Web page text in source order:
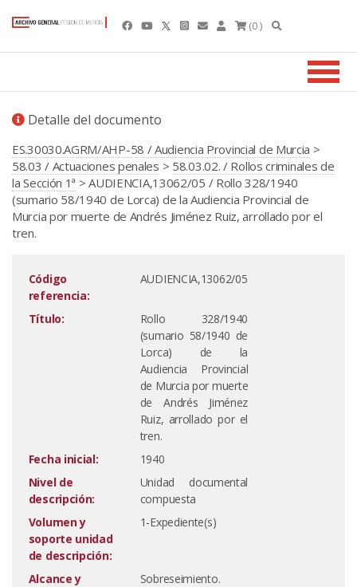
(0 )
Detalle del documento
ES.30030.AGRM/AHP-58 / Audiencia Provincial de Murcia >
58.03 / Actuaciones penales > 58.03.02. / Rollos criminales de
la Sección 1ª > AUDIENCIA,13062/05 / Rollo 328/1940
(sumario 58/1940 de Lorca) de la Audiencia Provincial de
Murcia por muerte de Andrés Jiménez Ruiz, arrollado por el
tren.
Código
referencia:
AUDIENCIA,13062/05
Título:
Rollo 328/1940
(sumario 58/1940 de
Lorca) de la
Audiencia Provincial
de Murcia por muerte
de Andrés Jiménez
Ruiz, arrollado por el
tren.
Fecha inicial:
1940
Nivel de
descripción:
Unidad documental
compuesta
Volumen y
soporte unidad
de descripción:
1-Expediente(s)
Alcance y
Sobreseimiento.